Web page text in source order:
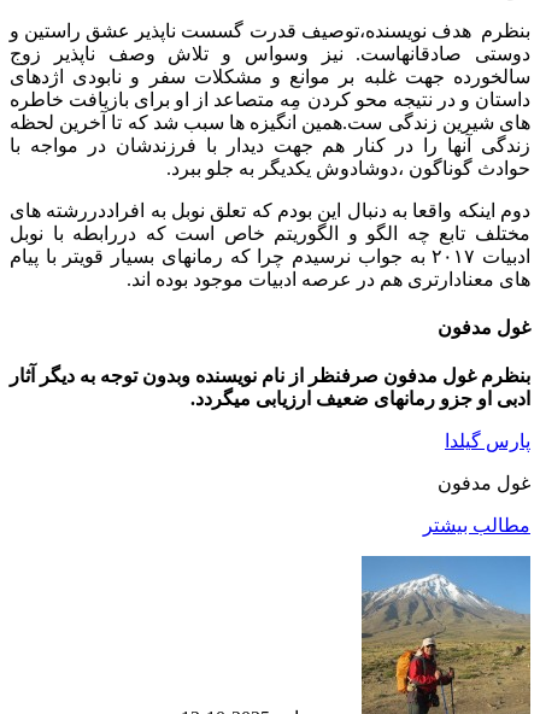
بنظرم هدف نویسنده،توصیف قدرت گسست ناپذیر عشق راستین و
دوستی صادقانهاست. نیز وسواس و تلاش وصف ناپذیر زوج
سالخورده جهت غلبه بر موانع و مشکلات سفر و نابودی اژدهای
داستان و در نتیجه محو کردن مِه متصاعد از او برای بازیافت خاطره
های شیرین زندگی ست.همین انگیزه ها سبب شد که تا آخرین لحظه
زندگی آنها را در کنار هم جهت دیدار با فرزندشان در مواجه با
حوادث گوناگون ،دوشادوش یکدیگر به جلو ببرد.
دوم اینکه واقعا به دنبال این بودم که تعلق نوبل به افراددررشته های
مختلف تابع چه الگو و الگوریتم خاص است که دررابطه با نوبل
ادبیات ۲۰۱۷ به جواب نرسیدم چرا که رمانهای بسیار قویتر با پیام
های معنادارتری هم در عرصه ادبیات موجود بوده اند.
غول مدفون
بنظرم غول مدفون صرفنظر از نام نویسنده وبدون توجه به دیگر آثار
ادبی او جزو رمانهای ضعیف ارزیابی میگردد.
پارس گیلدا
غول مدفون
مطالب بیشتر